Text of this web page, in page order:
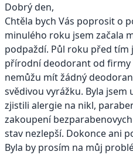
Dobrý den,
Chtěla bych Vás poprosit o
minulého roku jsem začala
podpaždí. Půl roku před tím
přírodní deodorant od firmy
nemůžu mít žádný
svědivou vyrážku. Byla
zjistili alergie na nikl,
zakoupení
stav nezlepší. Dokonce ani
Byla by prosím na můj